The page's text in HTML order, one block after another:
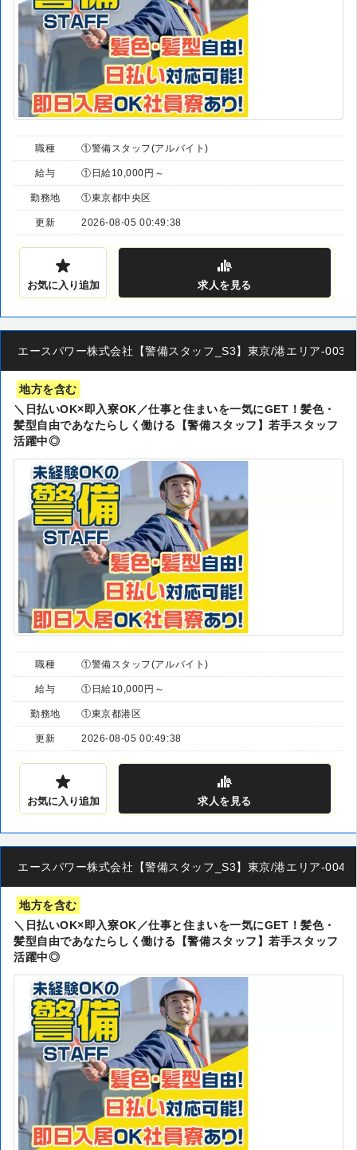
職種 ①警備スタッフ(アルバイト)
給与 ①日給10,000円～
勤務地 ①東京都中央区
更新 2026-08-05 00:49:38
お気に入り追加 求人を見る
エースパワー株式会社【警備スタッフ_S3】東京/港エリア-003
地方を含む
＼日払いOK×即入寮OK／仕事と住まいを一気にGET！髪色・
髪型自由であなたらしく働ける【警備スタッフ】若手スタッフ
活躍中◎
職種 ①警備スタッフ(アルバイト)
給与 ①日給10,000円～
勤務地 ①東京都港区
更新 2026-08-05 00:49:38
お気に入り追加 求人を見る
エースパワー株式会社【警備スタッフ_S3】東京/港エリア-004
地方を含む
＼日払いOK×即入寮OK／仕事と住まいを一気にGET！髪色・
髪型自由であなたらしく働ける【警備スタッフ】若手スタッフ
活躍中◎